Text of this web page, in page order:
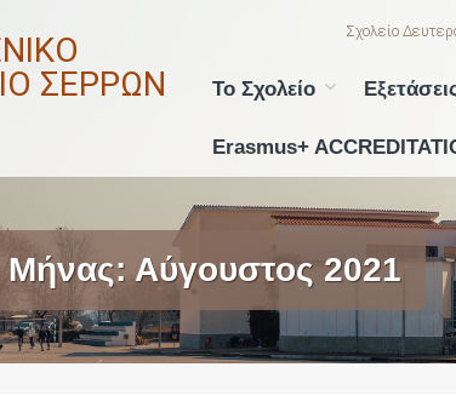
ΣΕΡΡΩΝ
Σχολείο
Το Σχολείο
Erasmus+
Μήνας: Αύγουστος 2021